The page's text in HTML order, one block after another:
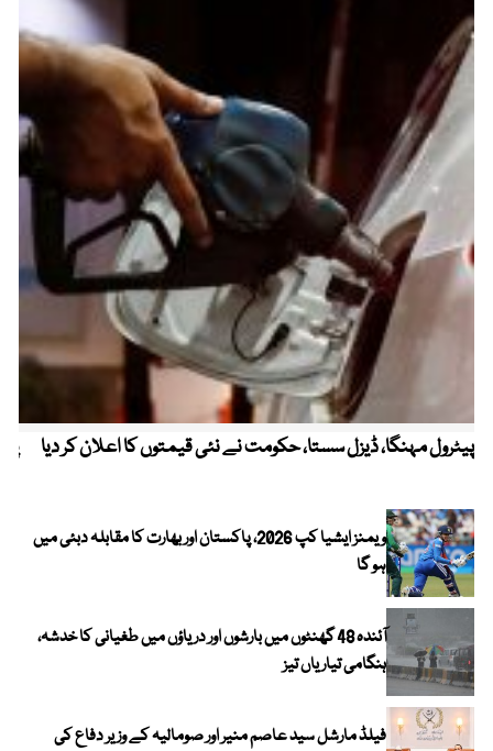
پیٹرول مہنگا، ڈیزل سستا، حکومت نے نئی قیمتوں کا اعلان کر دیا
ویمنز ایشیا کپ 2026، پاکستان اور بھارت کا مقابلہ دبئی میں
ہو گا
آئندہ 48 گھنٹوں میں بارشوں اور دریاؤں میں طغیانی کا خدشہ،
ہنگامی تیاریاں تیز
فیلڈ مارشل سید عاصم منیر اور صومالیہ کے وزیر دفاع کی